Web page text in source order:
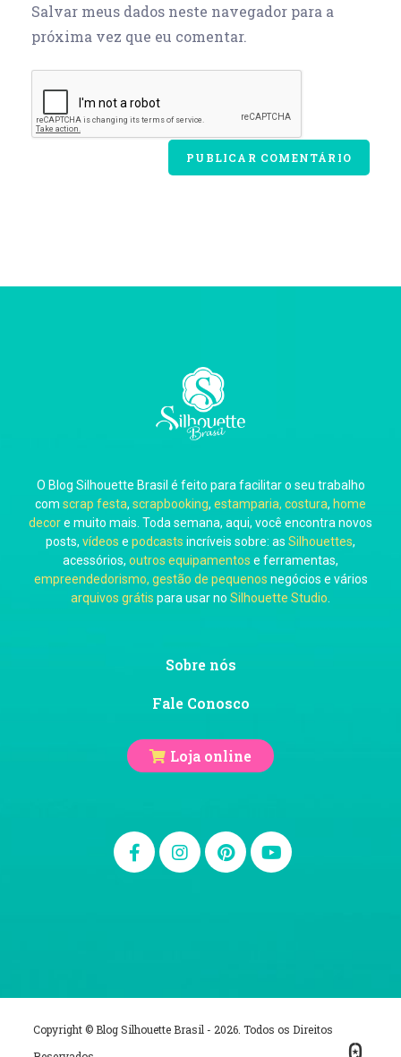
Salvar meus dados neste navegador para a
próxima vez que eu comentar.
O Blog Silhouette Brasil é feito para facilitar o seu trabalho
com scrap festa, scrapbooking, estamparia, costura, home
decore muito mais. Toda semana, aqui, você encontra novos
posts, vídeos e podcasts incríveis sobre: as Silhouettes,
acessórios, outros equipamentos e ferramentas,
empreendedorismo, gestão de pequenos negócios e vários
arquivos grátis para usar no Silhouette Studio
Sobre nós
Fale Conosco
Loja online
Copyright © Blog Silhouette Brasil - 2026. Todos os Direitos